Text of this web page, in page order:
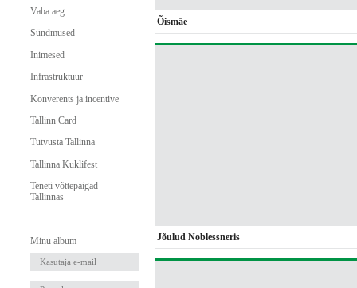
Vaba aeg
Sündmused
Inimesed
Infrastruktuur
Konverents ja incentive
Tallinn Card
Tutvusta Tallinna
Tallinna Kuklifest
Teneti võttepaigad
Tallinnas
Minu album
Õismäe
Jõulud Noblessneris